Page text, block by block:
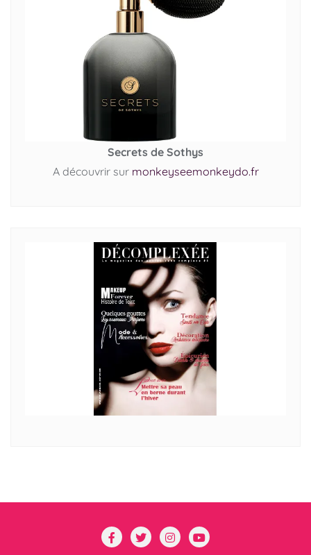
Secrets de Sothys
A découvrir sur monkeyseemonkeydo.fr